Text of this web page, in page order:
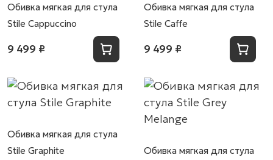
Обивка мягкая для стула
Stile Cappuccino
9 499 ₽
Обивка мягкая для стула
Stile Caffe
9 499 ₽
Обивка мягкая для стула
Stile Graphite
Обивка мягкая для стула